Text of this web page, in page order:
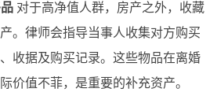
对于高净值人群，房产之外，收藏
。律师会指导当事人收集对方购买
收据及购买记录。这些物品在离婚
价值不菲，是重要的补充资产。